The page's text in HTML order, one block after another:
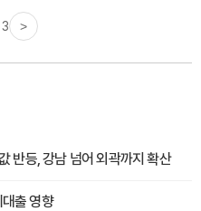
3 >
반등, 강남 넘어 외곽까지 확산
출 영향